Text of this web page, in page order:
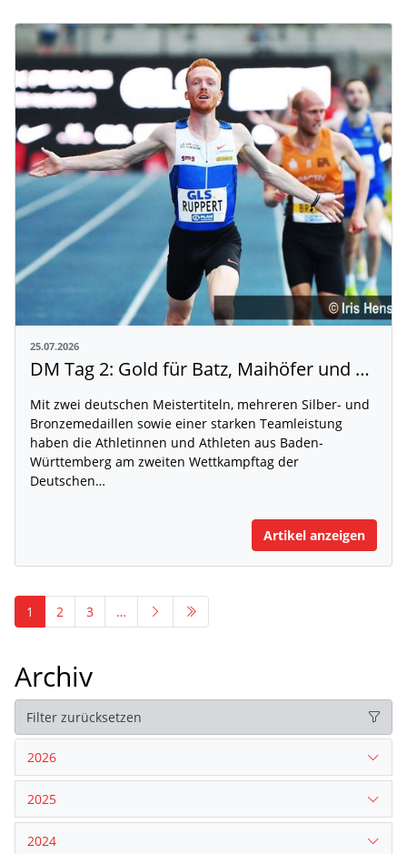
25.07.2026
DM Tag 2: Gold für Batz, Maihöfer und Ruppert
Mit zwei deutschen Meistertiteln, mehreren Silber- und
Bronzemedaillen sowie einer starken Teamleistung
haben die Athletinnen und Athleten aus Baden-
Württemberg am zweiten Wettkampftag der
Deutschen…
Artikel anzeigen
1 2 3 …
Archiv
Filter zurücksetzen
2026
2025
2024